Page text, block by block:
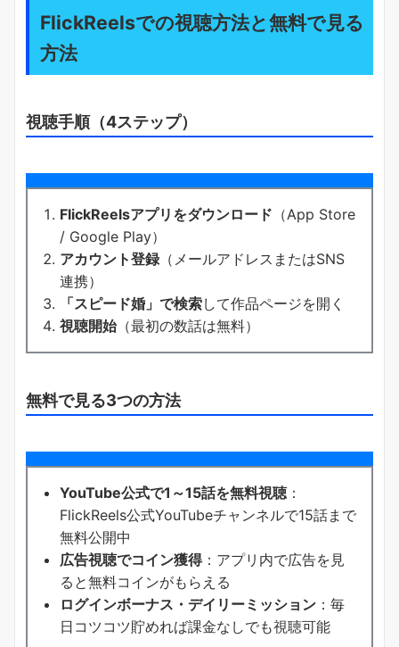
FlickReelsでの視聴方法と無料で見る
方法
視聴手順（4ステップ）
FlickReelsアプリをダウンロード （App Store
/ Google Play）
アカウント登録 （メールアドレスまたはSNS
連携）
「スピード婚」で検索して作品ページを開く
視聴開始（最初の数話は無料）
無料で見る3つの方法
YouTube公式で1～15話を無料視聴：
FlickReels公式YouTubeチャンネルで15話まで
無料公開中
広告視聴でコイン獲得：アプリ内で広告を見
ると無料コインがもらえる
ログインボーナス・デイリーミッション ：毎
日コツコツ貯めれば課金なしでも視聴可能